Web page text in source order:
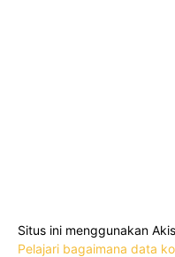
Situs ini menggunakan
Pelajari bagaimana data